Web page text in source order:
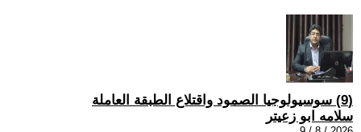
(9) سوسيولوجيا الصمود واقتلاع الطبقة العاملة
سلامه ابو زعيتر